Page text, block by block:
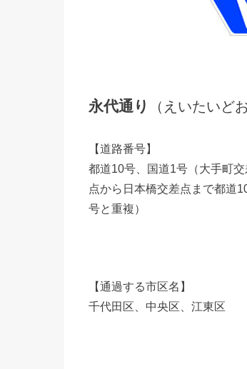
永代通り （えいたいど
【道路番号】
都道10号、国道1号（大手町
点から日本橋交差点まで都道
号と重複）
【通過する市区名】
千代田区、中央区、江東区